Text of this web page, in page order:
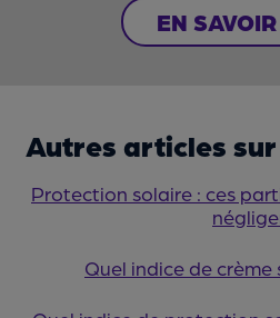
EN
Autres articles
Protection solaire : ces
Quel indice de crème